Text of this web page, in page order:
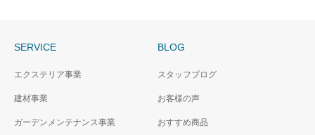
SERVICE
エクステリア事業
建材事業
ガーデンメンテナンス事業
BLOG
スタッフブログ
お客様の声
おすすめ商品